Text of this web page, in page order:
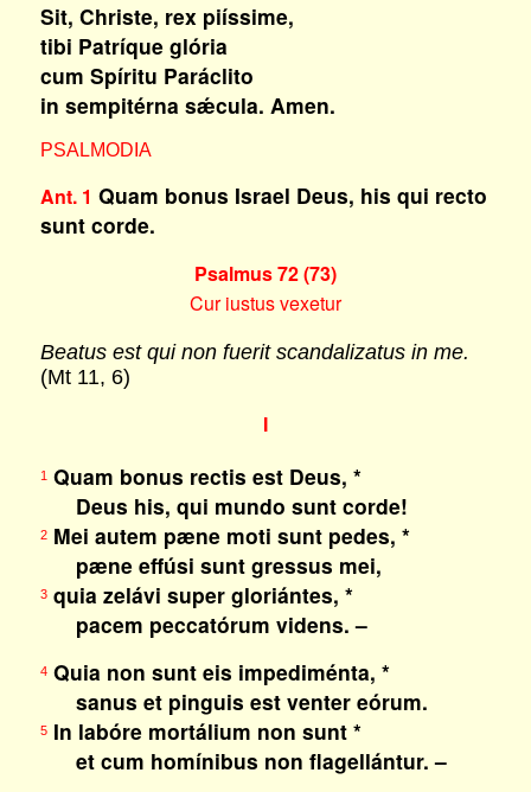
Sit, Christe, rex piíssime,
tibi Patríque glória
cum Spíritu Paráclito
in sempitérna sǽcula. Amen.
PSALMODIA
Ant. 1 Quam bonus Israel Deus, his qui recto
sunt corde.
Psalmus 72 (73)
Cur iustus vexetur
Beatus est qui non fuerit scandalizatus in me.
(Mt 11, 6)
I
1Quam bonus rectis est Deus, *
Deus his, qui mundo sunt corde!
2Mei autem pæne moti sunt pedes, *
pæne effúsi sunt gressus mei,
3quia zelávi super gloriántes, *
pacem peccatórum videns. –
4Quia non sunt eis impediménta, *
sanus et pinguis est venter eórum.
5In labóre mortálium non sunt *
et cum homínibus non flagellántur. –